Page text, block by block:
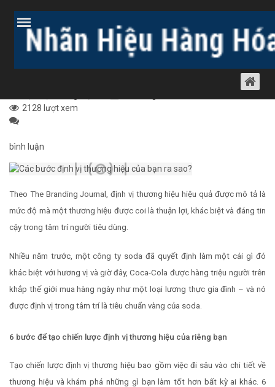
CÁC BƯỚC ĐỊNH VỊ THƯƠNG HIỆU CỦA
2128 lượt xem
bình luận
Theo The Branding Journal, định vị thương hiệu hiệu quả được mô tả là
mức độ mà một thương hiệu được coi là thuận lợi, khác biệt và đáng tin
cậy trong tâm trí người tiêu dùng.
Nhiều năm trước, một công ty soda đã quyết định làm một cái gì đó
khác biệt với hương vị và giờ đây, Coca-Cola được hàng triệu người trên
khắp thế giới mua hàng ngày như một loại lương thực gia đình – và nó
được định vị trong tâm trí là tiêu chuẩn vàng của soda.
6 bước để tạo chiến lược định vị thương hiệu của riêng bạn
Tạo chiến lược định vị thương hiệu bao gồm việc đi sâu vào chi tiết về
thương hiệu và khám phá những gì bạn làm tốt hơn bất kỳ ai khác. 6